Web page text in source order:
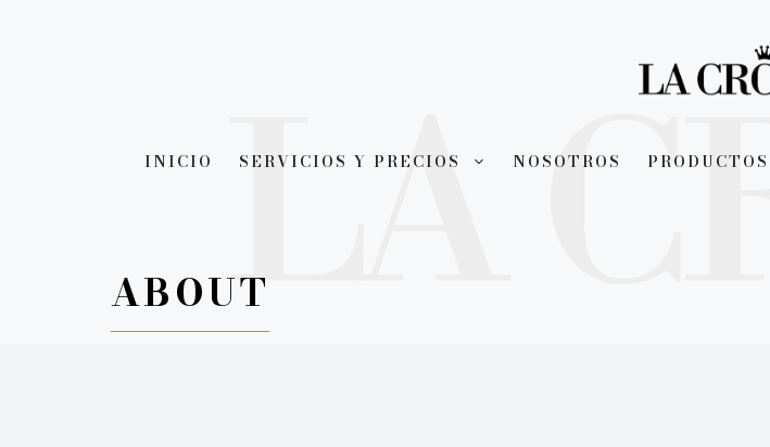
INICIO SERVICIOS Y PRECIOS NOSOTROS PRODUCTOS
ABOUT